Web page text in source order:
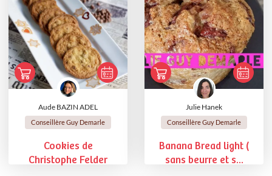
Aude BAZIN ADEL
Conseillère Guy Demarle
Cookies de
Christophe Felder
Julie Hanek
Conseillère Guy Demarle
Banana Bread light (
sans beurre et s...